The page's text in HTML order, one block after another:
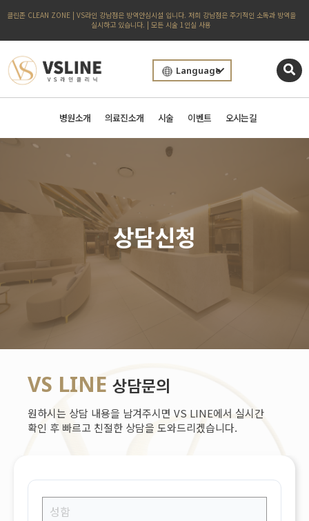
클린존 CLEAN ZONE | VS라인 강남점은 방역안심시설 입니다. 저희 강남점은 주기적인 소독과 방역을
실시하고 있습니다. | 모든 시술 1인실 사용
Language
병원소개 의료진소개 시술 이벤트 오시는길
상담신청
VS LINE 상담문의
원하시는 상담 내용을 남겨주시면 VS LINE에서 실시간
확인 후 빠르고 친절한 상담을 도와드리겠습니다.